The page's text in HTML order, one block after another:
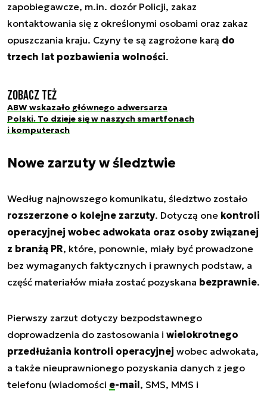
zapobiegawcze, m.in. dozór Policji, zakaz
kontaktowania się z określonymi osobami oraz zakaz
opuszczania kraju. Czyny te są zagrożone karą do
trzech lat pozbawienia wolności.
Zobacz też
ABW wskazało głównego adwersarza
Polski. To dzieje się w naszych smartfonach
i komputerach
Nowe zarzuty w śledztwie
Według najnowszego komunikatu, śledztwo zostało
rozszerzone o kolejne zarzuty. Dotyczą one kontroli
operacyjnej wobec adwokata oraz osoby związanej
z branżą PR, które, ponownie, miały być prowadzone
bez wymaganych faktycznych i prawnych podstaw, a
część materiałów miała zostać pozyskana bezprawnie.
Pierwszy zarzut dotyczy bezpodstawnego
doprowadzenia do zastosowania i wielokrotnego
przedłużania kontroli operacyjnej wobec adwokata,
a także nieuprawnionego pozyskania danych z jego
telefonu (wiadomości e-mail, SMS, MMS i